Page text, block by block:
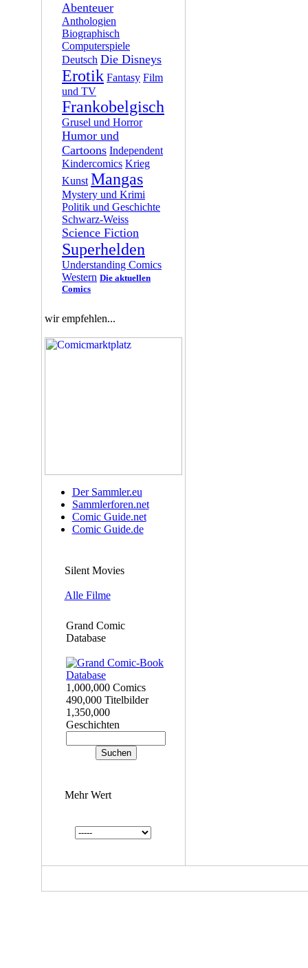
Abenteuer
Anthologien
Biographisch
Computerspiele
Deutsch Die Disneys
Erotik Fantasy Film
und TV
Frankobelgisch
Grusel und Horror
Humor und
Cartoons Independent
Kindercomics Krieg
Kunst Mangas
Mystery und Krimi
Politik und Geschichte
Schwarz-Weiss
Science Fiction
Superhelden
Understanding Comics
Western Die aktuellen
Comics
wir empfehlen...
Der Sammler.eu
Sammlerforen.net
Comic Guide.net
Comic Guide.de
Silent Movies
Alle Filme
Grand Comic
Database
1,000,000 Comics
490,000 Titelbilder
1,350,000
Geschichten
Mehr Wert